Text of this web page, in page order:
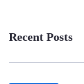
Recent Posts